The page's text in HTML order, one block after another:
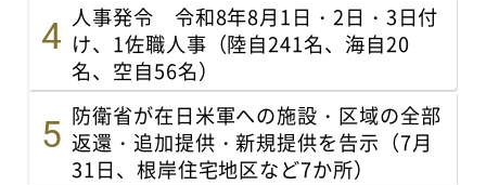
人事発令 令和8年8月1日・2日・3日付
け、1佐職人事（陸自241名、海自20
名、空自56名）
防衛省が在日米軍への施設・区域の全部
返還・追加提供・新規提供を告示（7月
31日、根岸住宅地区など7か所）